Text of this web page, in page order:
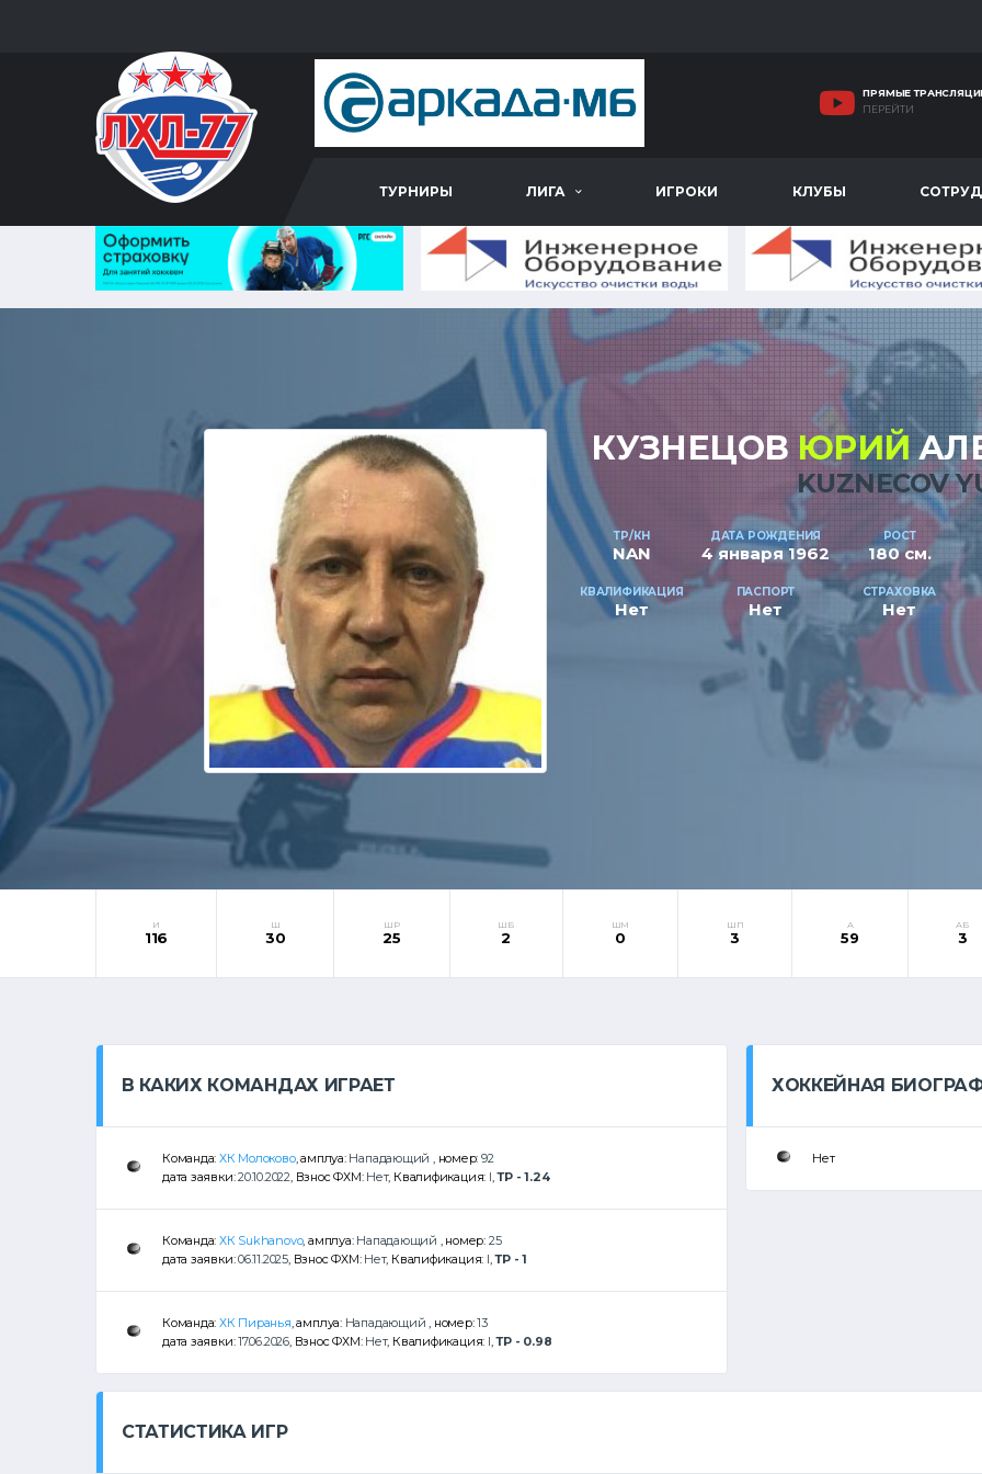
ПРЯМЫЕ
ПЕРЕЙТИ
ТУРНИРЫ ЛИГА ИГРОКИ КЛУБЫ
КУЗНЕЦОВ ЮРИЙ
KUZNECOV
ТР/КН
NAN
ДАТА РОЖДЕНИЯ
4 января 1962
РОСТ
180 см.
КВАЛИФИКАЦИЯ
Нет
ПАСПОРТ
Нет
СТРАХОВКА
Нет
И
116
Ш
30
ШР
25
ШБ
2
ШМ
0
ШП
3
А
59
АБ
3
В КАКИХ КОМАНДАХ ИГРАЕТ
Команда:ХК Молоково, амплуа: Нападающий , номер:92
дата заявки:20.10.2022 , Взнос ФХМ: Нет, Квалификация: I ,ТР - 1.24
Команда:ХК Sukhanovo, амплуа: Нападающий , номер: 25
дата заявки:06.11.2025, Взнос ФХМ: Нет, Квалификация: I ,ТР - 1
Команда:ХК Пиранья , амплуа: Нападающий , номер:13
дата заявки:17.06.2026, Взнос ФХМ: Нет, Квалификация: I ,ТР - 0.98
ХОККЕЙНАЯ
Нет
СТАТИСТИКА ИГР